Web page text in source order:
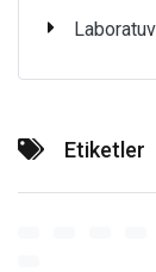
Etiketler